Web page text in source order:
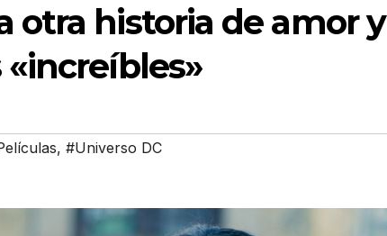
otra historia de amor y
, #Universo DC